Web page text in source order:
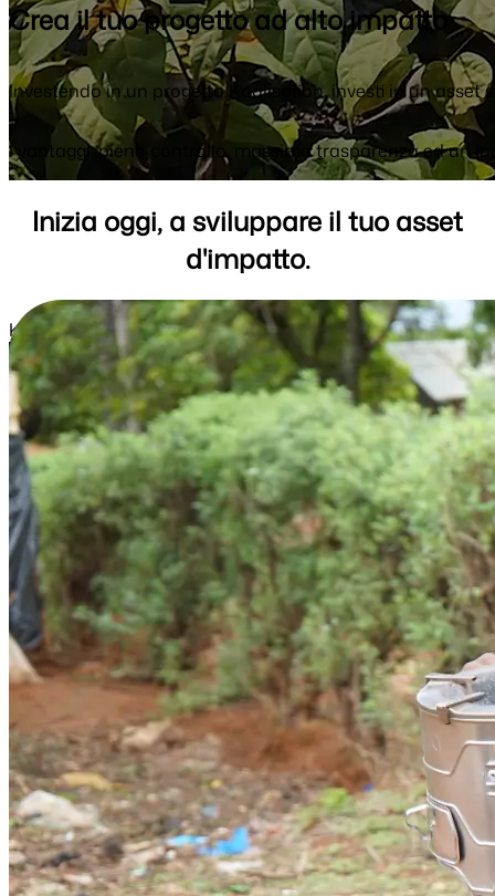
Crea il tuo progetto adalto impatto
Investendo in un progetto Koalisation, investi in un
I vantaggi: pieno controllo, massimo trasparenza ed un
Inizia oggi, a sviluppare il tuoasset
d'impatto.
Koala Impact project
Progetti interamente customizzati, modellati sui tuoi
obiettivi strategici e costruiti per supportare il tuo
percorso di decarbonizzazione.
Dalla strategia alla realizzazione, co-creiamo soluzioni
su misura ad alto impatto in modo da aumentare il
rating ESG, migliorare la brand reputation e posizionare
la tua azienda come punto di riferimento nella lotta al
cambiamento climatico.
Activation Fee
Su richiesta: contattaci per un
incontro con un nostro esperto
Metodologie
Gold Standard : TPDDTEC